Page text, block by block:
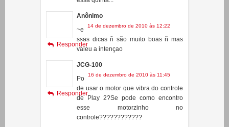
encontar?? so em celulares antigoes
é?? por favor meu trabalho épara
essa quinta...
Anônimo
14 de dezembro de 2010 às 12:22
~e
ssas dicas ñ são muito boas ñ mas
valeu a intençao
Responder
JCG-100
16 de dezembro de 2010 às 11:45
Po
de usar o motor que vibra do controle
de Play 2?Se pode como encontro
Responder